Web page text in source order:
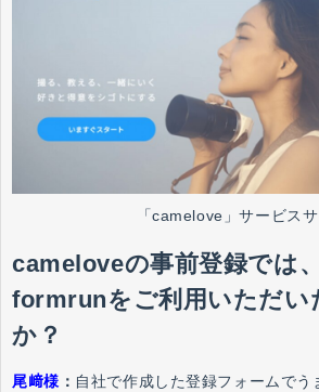
「camelove」サービスサ
cameloveの事前登録では
formrunをご利用いただい
か？
尾﨑様 ： 自社で作成した登録フォームでう